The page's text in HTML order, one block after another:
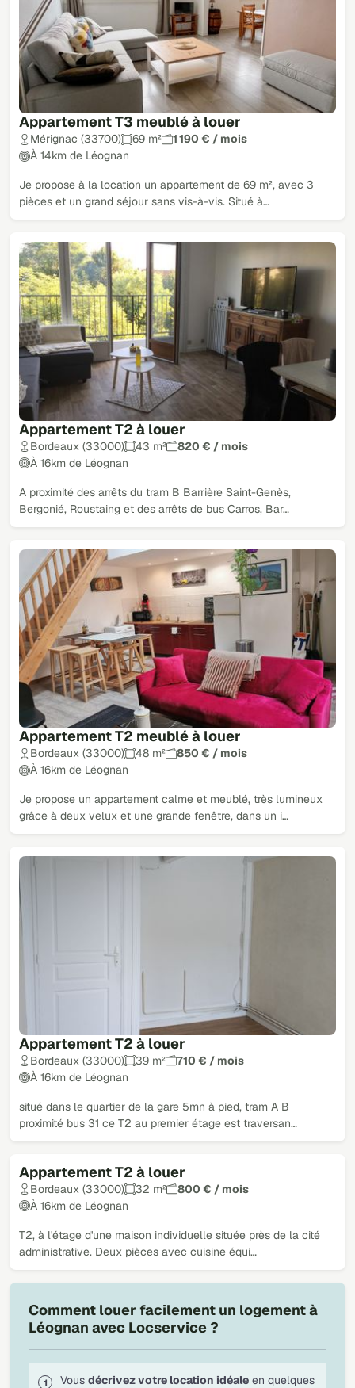
Appartement T3 meublé à louer
Mérignac (33700) 69 m²
1 190 € / mois
À 14km de Léognan
Je propose à la location un appartement de 69 m², avec 3
pièces et un grand séjour sans vis-à-vis. Situé à…
Appartement T2 à louer
Bordeaux (33000) 43 m²
820 € / mois
À 16km de Léognan
A proximité des arrêts du tram B Barrière Saint-Genès,
Bergonié, Roustaing et des arrêts de bus Carros, Bar…
Appartement T2 meublé à louer
Bordeaux (33000) 48 m²
850 € / mois
À 16km de Léognan
Je propose un appartement calme et meublé, très lumineux
grâce à deux velux et une grande fenêtre, dans un i…
Appartement T2 à louer
Bordeaux (33000) 39 m²
710 € / mois
À 16km de Léognan
situé dans le quartier de la gare 5mn à pied, tram A B
proximité bus 31 ce T2 au premier étage est traversan…
Appartement T2 à louer
Bordeaux (33000) 32 m²
800 € / mois
À 16km de Léognan
T2, à l'étage d'une maison individuelle située près de la cité
administrative. Deux pièces avec cuisine équi…
Comment louer facilement un logement à
Léognan avec Locservice ?
Vous décrivez votre location idéale en quelques